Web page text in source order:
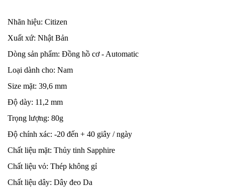
Nhãn hiệu: Citizen
Xuất xứ: Nhật Bản
Dòng sản phẩm: Đồng hồ cơ - Automatic
Loại dành cho: Nam
Size mặt: 39,6 mm
Độ dày: 11,2 mm
Trọng lượng: 80g
Độ chính xác: -20 đến + 40 giây / ngày
Chất liệu mặt: Thủy tinh Sapphire
Chất liệu vỏ: Thép không gỉ
Chất liệu dây: Dây đeo Da